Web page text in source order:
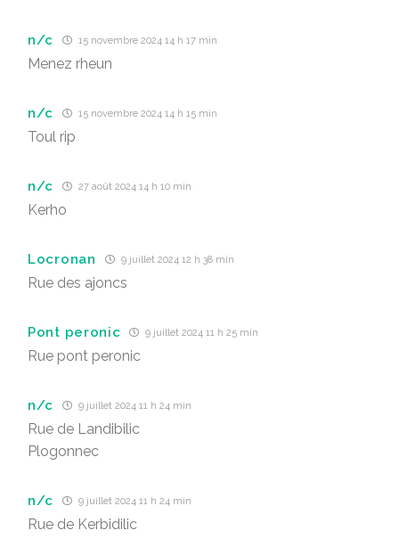
n/c 15 novembre 2024 14 h 17 min
Menez rheun
n/c 15 novembre 2024 14 h 15 min
Toul rip
n/c 27 août 2024 14 h 10 min
Kerho
Locronan 9 juillet 2024 12 h 38 min
Rue des ajoncs
Pont peronic 9 juillet 2024 11 h 25 min
Rue pont peronic
n/c 9 juillet 2024 11 h 24 min
Rue de Landibilic
Plogonnec
n/c 9 juillet 2024 11 h 24 min
Rue de Kerbidilic